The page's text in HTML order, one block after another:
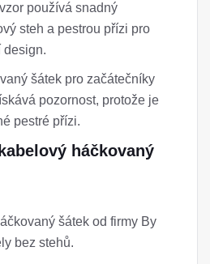
používá snadný
steh a pestrou přízi pro
design.
šátek pro začátečníky
pozornost, protože je
pestré přízi.
háčkovaný
šátek od firmy By
bez stehů.